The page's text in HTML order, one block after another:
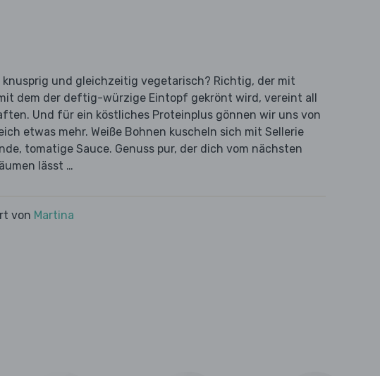
knusprig und gleichzeitig vegetarisch? Richtig, der mit
dem der deftig-würzige Eintopf gekrönt wird, vereint all
Und für ein köstliches Proteinplus gönnen wir uns von
etwas mehr. Weiße Bohnen kuscheln sich mit Sellerie
tomatige Sauce. Genuss pur, der dich vom nächsten
lässt …
von Martina